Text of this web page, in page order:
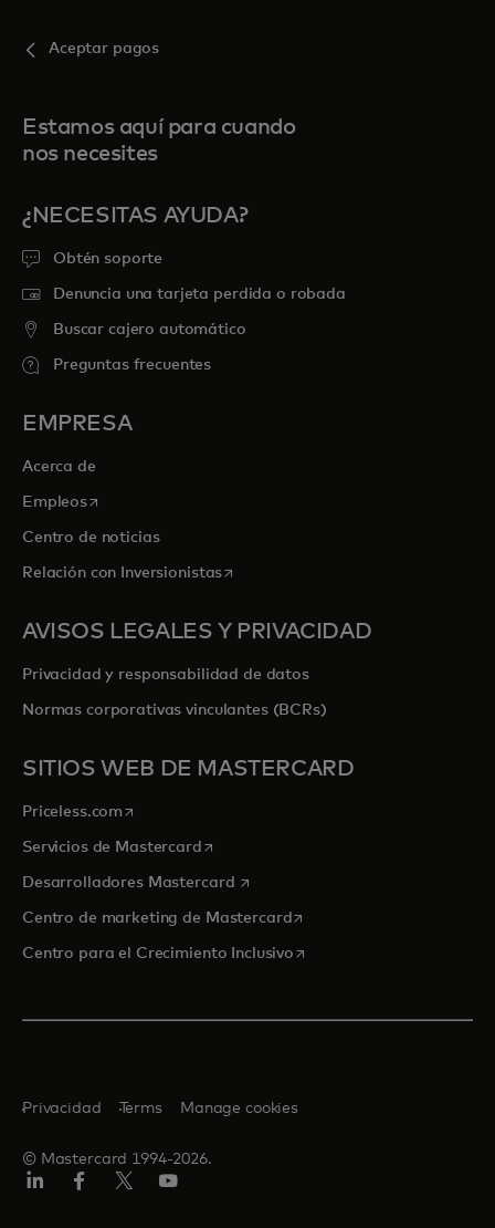
Aceptar pagos
Estamos aquí para cuando
nos necesites
¿NECESITAS AYUDA?
Obtén soporte
Denuncia una tarjeta perdida o robada
Buscar cajero automático
Preguntas frecuentes
EMPRESA
Acerca de
Empleosse abre en una pestaña nueva
Centro de noticias
Relación con Inversionistasse abre en una pestaña nueva
AVISOS LEGALES Y PRIVACIDAD
Privacidad y responsabilidad de datos
Normas corporativas vinculantes (BCRs)
SITIOS WEB DE MASTERCARD
Priceless.com se abre en una pestaña nueva
Servicios de Mastercardse abre en una pestaña nueva
Desarrolladores Mastercard se abre en una pestaña nueva
Centro de marketing de Mastercardse abre en una pestaña
Centro para el Crecimiento Inclusivose abre en una pestaña
© Mastercard 1994-2026.
Privacidad Terms Manage cookies